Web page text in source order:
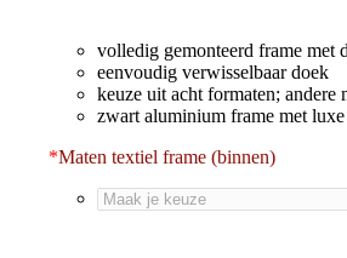
volledig gemonteerd frame met
eenvoudig verwisselbaar doek
keuze uit acht formaten; andere
zwart aluminium frame met
*Maten textiel frame (binnen)